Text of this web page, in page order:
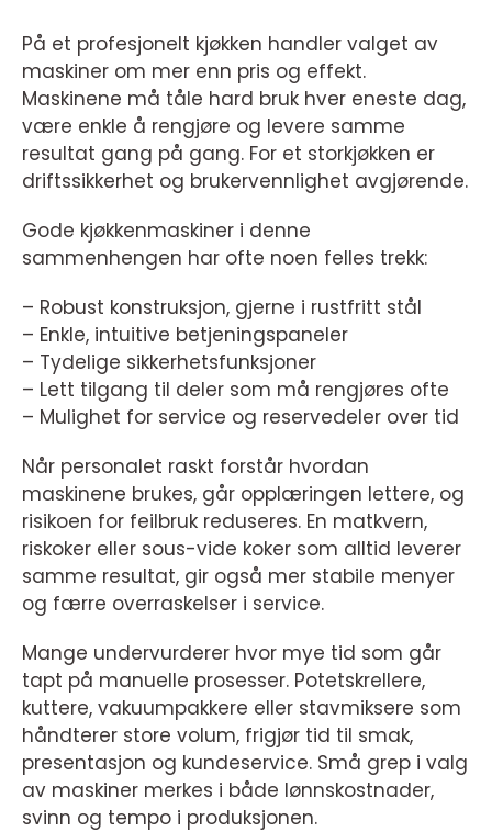
På et profesjonelt kjøkken handler valget av
maskiner om mer enn pris og effekt.
Maskinene må tåle hard bruk hver eneste dag,
være enkle å rengjøre og levere samme
resultat gang på gang. For et storkjøkken er
driftssikkerhet og brukervennlighet avgjørende.
Gode kjøkkenmaskiner i denne
sammenhengen har ofte noen felles trekk:
– Robust konstruksjon, gjerne i rustfritt stål
– Enkle, intuitive betjeningspaneler
– Tydelige sikkerhetsfunksjoner
– Lett tilgang til deler som må rengjøres ofte
– Mulighet for service og reservedeler over tid
Når personalet raskt forstår hvordan
maskinene brukes, går opplæringen lettere, og
risikoen for feilbruk reduseres. En matkvern,
riskoker eller sous-vide koker som alltid leverer
samme resultat, gir også mer stabile menyer
og færre overraskelser i service.
Mange undervurderer hvor mye tid som går
tapt på manuelle prosesser. Potetskrellere,
kuttere, vakuumpakkere eller stavmiksere som
håndterer store volum, frigjør tid til smak,
presentasjon og kundeservice. Små grep i valg
av maskiner merkes i både lønnskostnader,
svinn og tempo i produksjonen.